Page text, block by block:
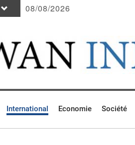
08/08/2026
International Economie Société